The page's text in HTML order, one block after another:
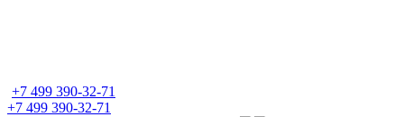
+7 499 390-32-71
+7 499 390-32-71